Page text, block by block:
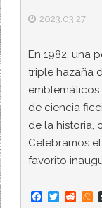
2023.03.27
En 1982, una
triple hazaña
de ciencia
de la historia,
Celebramos
favorito
F
T
R